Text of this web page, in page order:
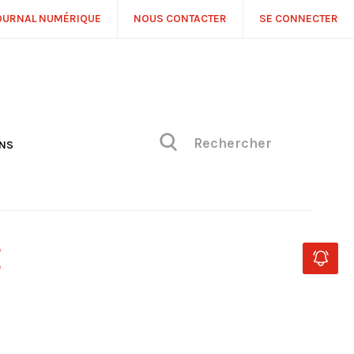
NUMÉRIQUE NOUS CONTACTER SE CONNECTER